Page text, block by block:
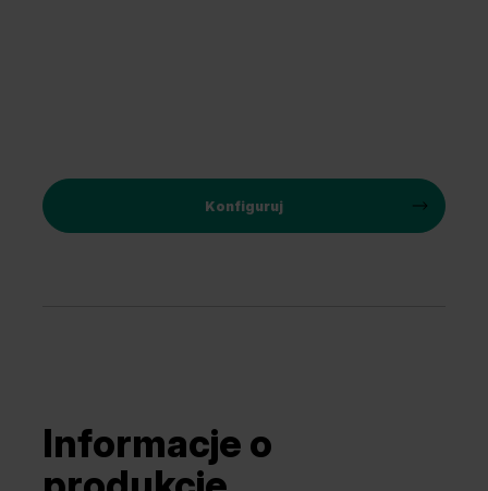
Konfiguruj
Informacje o